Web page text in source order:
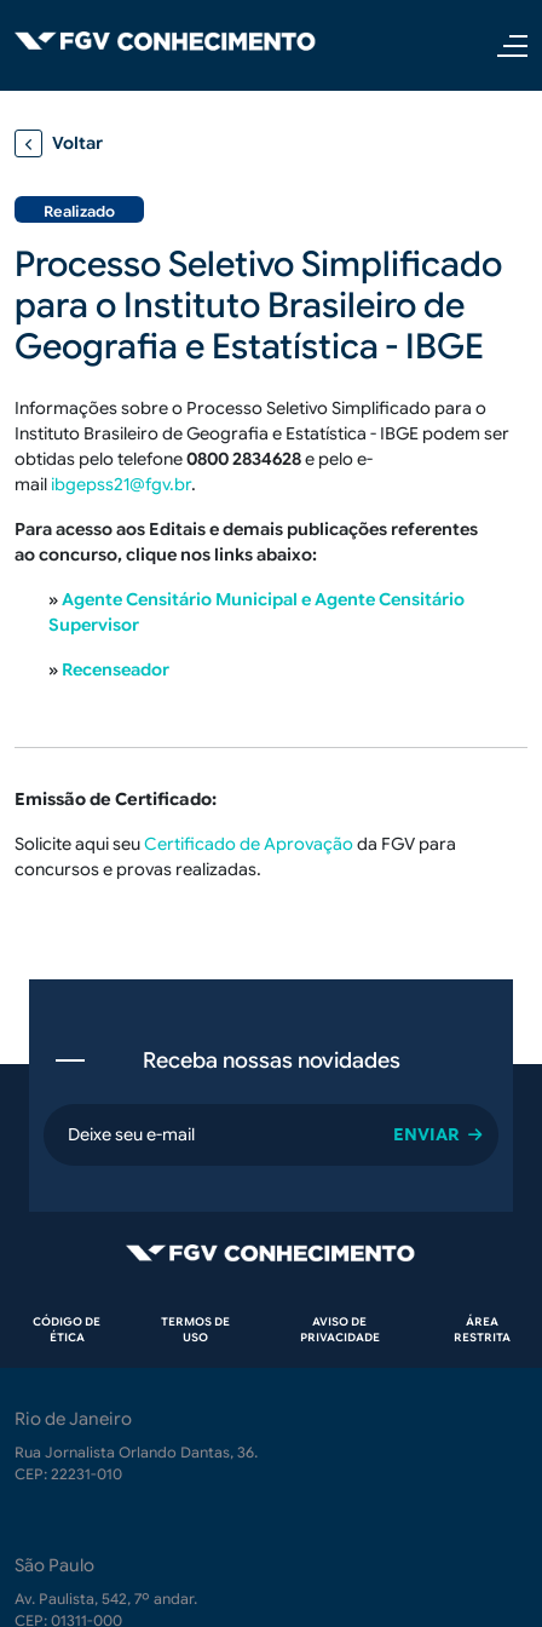
Voltar
Realizado
Processo Seletivo Simplificado
para o Instituto Brasileiro de
Geografia e Estatística - IBGE
Informações sobre o Processo Seletivo Simplificado para o
Instituto Brasileiro de Geografia e Estatística - IBGE podem ser
obtidas pelo telefone0800 2834628e pelo e-
mail ibgepss21@fgv.br.
Para acesso aos Editais e demais publicações referentes
ao concurso, clique nos links abaixo:
»Agente Censitário Municipal e Agente Censitário
Supervisor
» Recenseador
Emissão de Certificado:
Solicite aqui seuCertificado de Aprovaçãoda FGV para
concursos e provas realizadas.
Receba nossas novidades
email
Rodapé
CÓDIGO DE
ÉTICA
TERMOS DE
USO
AVISO DE
PRIVACIDADE
ÁREA
RESTRITA
Rio de Janeiro
Rua Jornalista Orlando Dantas, 36.
CEP: 22231-010
São Paulo
Av. Paulista, 542, 7º andar.
CEP: 01311-000